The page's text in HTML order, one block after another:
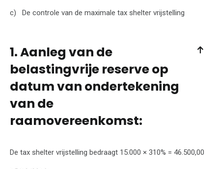
De controle van de maximale tax shelter vrijstelling
1. Aanleg van de
belastingvrije reserve op
datum van ondertekening
van de
raamovereenkomst:
De tax shelter vrijstelling bedraagt 15.000 × 310% = 46.500,00